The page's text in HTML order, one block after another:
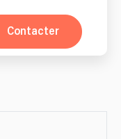
Contacter